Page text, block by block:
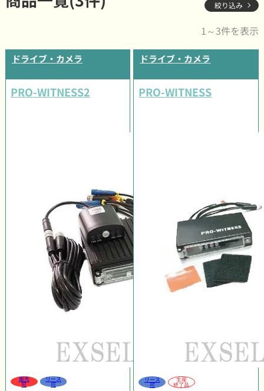
絞り込み
1～3件を表示
ドライブ・カメラ
PRO-WITNESS2
販売
可
リース
可
ドライブ・カメラ
PRO-WITNESS
リース
可
生産
終了品